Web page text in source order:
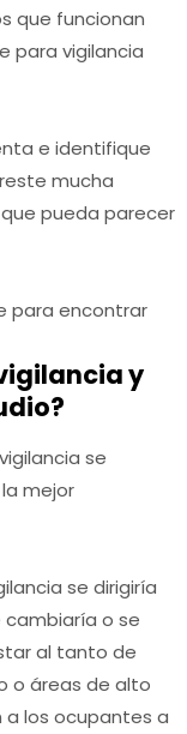
que funcionan
para vigilancia
e identifique
mucha
pueda parecer
y
se
mejor
se dirigiría
o se
al tanto de
o áreas de alto
los ocupantes a